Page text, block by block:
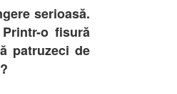
serioasă.
o fisură
patruzeci de